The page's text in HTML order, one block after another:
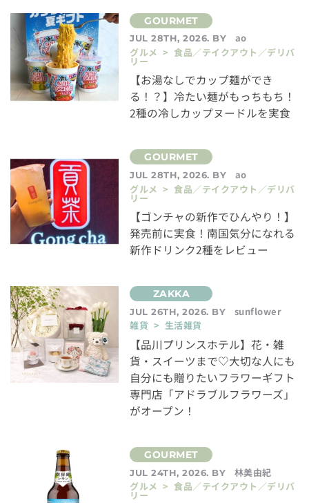
JUL 28TH, 2026. BY
ao
グルメ > 食品／テイクアウト／デリバ
リー
【お湯なしでカップ麺ができ
る！？】冷たい麺がもっちもち！
2種の冷しカップヌードルを実食
JUL 28TH, 2026. BY
ao
グルメ > 食品／テイクアウト／デリバ
リー
【ゴンチャの新作でひんやり！】
発売前に実食！南国気分になれる
新作ドリンク2種をレビュー
JUL 26TH, 2026. BY
sunflower
雑貨 > 生活雑貨
【品川プリンスホテル】花・雑
貨・スイーツまで♡大切な人にも
自分にも贈りたいフラワーギフト
専門店「アドラブルフラワーズ」
がオープン！
JUL 24TH, 2026. BY
林美由紀
グルメ > 食品／テイクアウト／デリバ
リー